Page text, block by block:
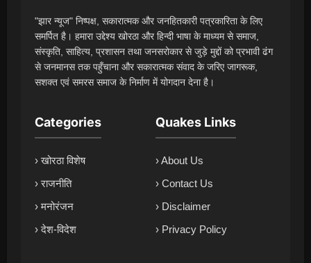
"झार न्यूज" निष्पक्ष, सकारात्मक और जनहितकारी पत्रकारिता के लिए
समर्पित है। हमारा उद्देश्य खोरठा और हिन्दी भाषा के माध्यम से समाज,
संस्कृति, साहित्य, प्रशासन तथा जनसरोकार से जुड़े मुद्दों को प्रभावी ढंग
से जनमानस तक पहुँचाना और सकारात्मक संवाद के जरिए जागरूक,
सशक्त एवं समरस समाज के निर्माण में योगदान देना है।
Categories
› खोरठा विशेष
› राजनीति
› मनोरंजन
› देश-विदेश
Quakes Links
› About Us
› Contact Us
› Disclaimer
› Privacy Policy